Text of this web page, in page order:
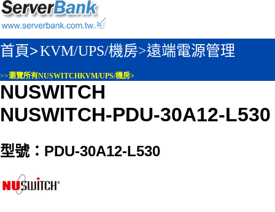
首頁>KVM/UPS/機房>遠端電源管理
>>瀏覽所有NUSWITCHKVM/UPS/機房>
NUSWITCH
NUSWITCH-PDU-30A12-L530
型號：PDU-30A12-L530